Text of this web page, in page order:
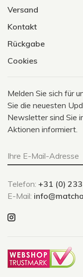
Versand
Kontakt
Rückgabe
Cookies
Melden Sie sich für
Sie die neuesten
Newsletter sind Sie
Aktionen informiert.
Telefon: +31 (0)
E-Mail: